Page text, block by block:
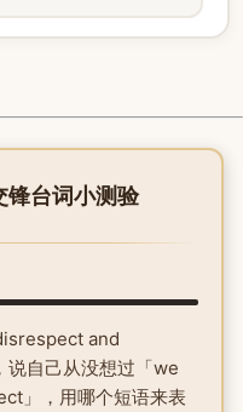
锋台词小测验
and
自己从没想过「we
」，用哪个短语来表